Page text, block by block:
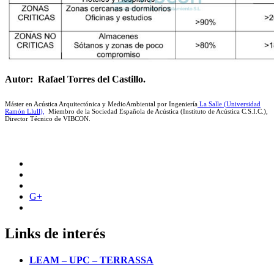
Autor: Rafael Torres del Castillo.
Máster en Acústica Arquitectónica y MedioAmbiental por Ingeniería La Salle (Universidad
Ramón Llull),
Miembro de la Sociedad Española de Acústica (Instituto de Acústica C.S.I.C.),
Director Técnico de VIBCON.
G+
Links de interés
LEAM – UPC – TERRASSA